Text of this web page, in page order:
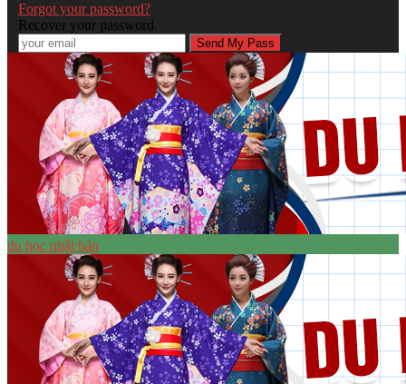
Forgot your password?
Recover your password
du học nhật bản